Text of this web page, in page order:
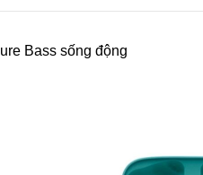
Bass sống động